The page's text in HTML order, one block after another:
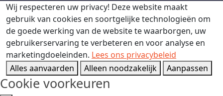
Wij respecteren uw privacy! Deze website maakt
gebruik van cookies en soortgelijke technologieën om
de goede werking van de website te waarborgen, uw
gebruikerservaring te verbeteren en voor analyse en
marketingdoeleinden. Lees ons privacybeleid
Alles aanvaarden
Alleen noodzakelijk Aanpassen
Cookie voorkeuren